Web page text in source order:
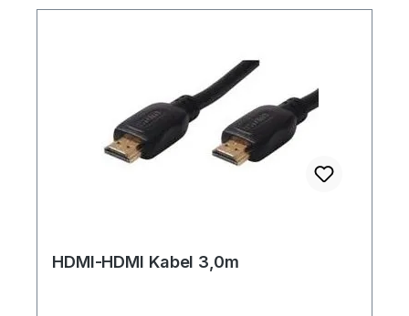
HDMI-HDMI Kabel 3,0m